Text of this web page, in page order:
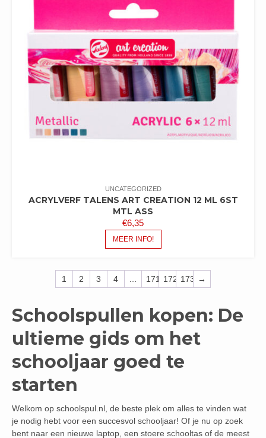
UNCATEGORIZED
ACRYLVERF TALENS ART CREATION 12 ML 6ST
MTL ASS
€6,35
MEER INFO!
1 2 3 4 … 171 172 173 →
Schoolspullen kopen: De
ultieme gids om het
schooljaar goed te
starten
Welkom op schoolspul.nl, de beste plek om alles te vinden wat
je nodig hebt voor een succesvol schooljaar! Of je nu op zoek
bent naar een nieuwe laptop, een stoere schooltas of de meest